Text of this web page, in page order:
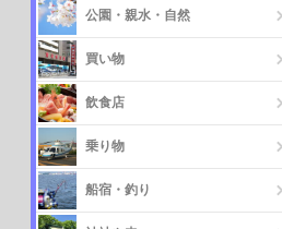
公園・親水・自然
買い物
飲食店
乗り物
船宿・釣り